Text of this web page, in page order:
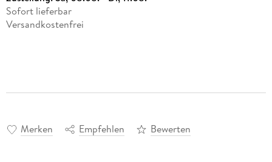
Sofort lieferbar
Versandkostenfrei
Merken Empfehlen Bewerten